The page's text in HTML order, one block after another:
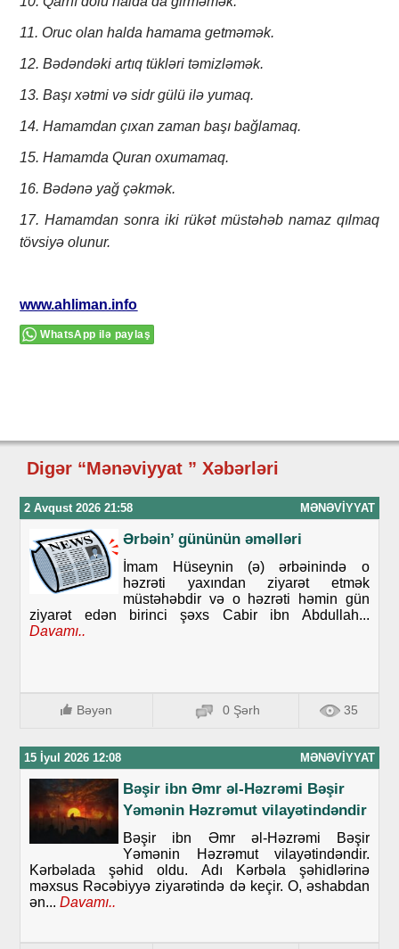
11. Oruc olan halda hamama getməmək.
12. Bədəndəki artıq tükləri təmizləmək.
13. Başı xətmi və sidr gülü ilə yumaq.
14. Hamamdan çıxan zaman başı bağlamaq.
15. Hamamda Quran oxumamaq.
16. Bədənə yağ çəkmək.
17. Hamamdan sonra iki rükət müstəhəb namaz qılmaq
tövsiyə olunur.
www.ahliman.info
WhatsApp ilə paylaş
Digər “Mənəviyyat ” Xəbərləri
2 Avqust 2026 21:58 MƏNƏVIYYAT
Ərbəin’ gününün əməlləri
İmam Hüseynin (ə) ərbəinində o
həzrəti yaxından ziyarət etmək
müstəhəbdir və o həzrəti həmin gün
ziyarət edən birinci şəxs Cabir ibn Abdullah...
Davamı..
Bəyən 0 Şərh 35
15 İyul 2026 12:08 MƏNƏVIYYAT
Bəşir ibn Əmr əl-Həzrəmi Bəşir
Yəmənin Həzrəmut vilayətindəndir
Bəşir ibn Əmr əl-Həzrəmi Bəşir
Yəmənin Həzrəmut vilayətindəndir.
Kərbəlada şəhid oldu. Adı Kərbəla şəhidlərinə
məxsus Rəcəbiyyə ziyarətində də keçir. O, əshabdan
ən... Davamı..